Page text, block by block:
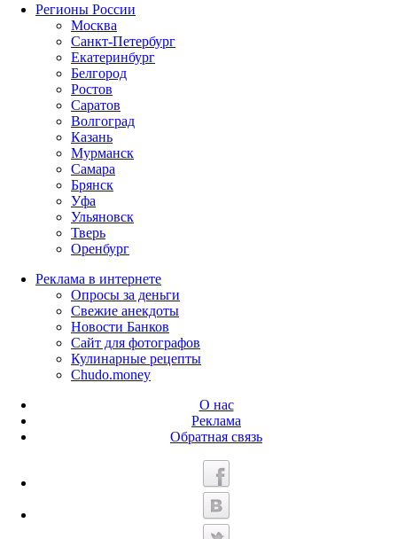
Регионы России
Москва
Санкт-Петербург
Екатеринбург
Белгород
Ростов
Саратов
Волгоград
Казань
Мурманск
Самара
Брянск
Уфа
Ульяновск
Тверь
Оренбург
Реклама в интернете
Опросы за деньги
Свежие анекдоты
Новости Банков
Сайт для фотографов
Кулинарные рецепты
Chudo.money
О нас
Реклама
Обратная связь